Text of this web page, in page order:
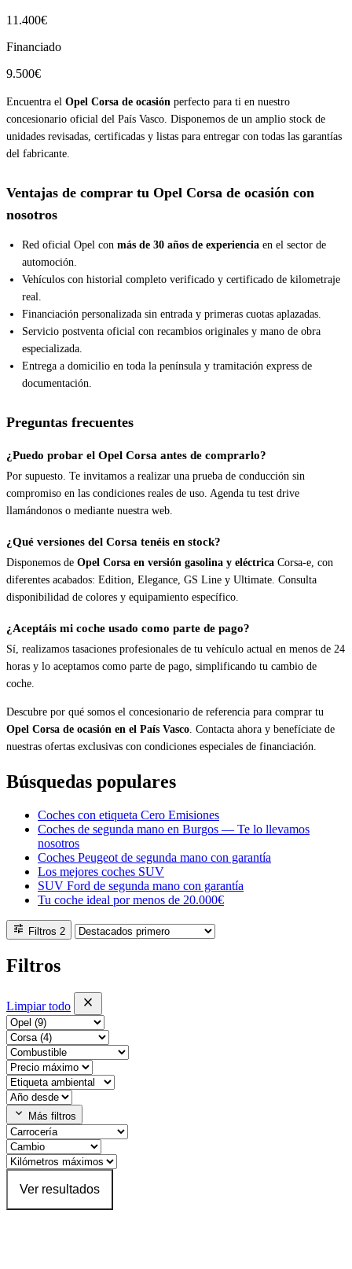
11.400€
Financiado
9.500€
Encuentra el Opel Corsa de ocasión perfecto para ti en nuestro
concesionario oficial del País Vasco. Disponemos de un amplio stock de
unidades revisadas, certificadas y listas para entregar con todas las garantías
del fabricante.
Ventajas de comprar tu Opel Corsa de ocasión con
nosotros
Red oficial Opel con más de 30 años de experiencia en el sector de
automoción.
Vehículos con historial completo verificado y certificado de kilometraje
real.
Financiación personalizada sin entrada y primeras cuotas aplazadas.
Servicio postventa oficial con recambios originales y mano de obra
especializada.
Entrega a domicilio en toda la península y tramitación express de
documentación.
Preguntas frecuentes
¿Puedo probar el Opel Corsa antes de comprarlo?
Por supuesto. Te invitamos a realizar una prueba de conducción sin
compromiso en las condiciones reales de uso. Agenda tu test drive
llamándonos o mediante nuestra web.
¿Qué versiones del Corsa tenéis en stock?
Disponemos de Opel Corsa en versión gasolina y eléctrica Corsa-e, con
diferentes acabados: Edition, Elegance, GS Line y Ultimate. Consulta
disponibilidad de colores y equipamiento específico.
¿Aceptáis mi coche usado como parte de pago?
Sí, realizamos tasaciones profesionales de tu vehículo actual en menos de 24
horas y lo aceptamos como parte de pago, simplificando tu cambio de
coche.
Descubre por qué somos el concesionario de referencia para comprar tu
Opel Corsa de ocasión en el País Vasco. Contacta ahora y benefíciate de
nuestras ofertas exclusivas con condiciones especiales de financiación.
Búsquedas populares
Coches con etiqueta Cero Emisiones
Coches de segunda mano en Burgos — Te lo llevamos
nosotros
Coches Peugeot de segunda mano con garantía
Los mejores coches SUV
SUV Ford de segunda mano con garantía
Tu coche ideal por menos de 20.000€
tune Filtros 2
Filtros
Limpiar todo close
expand_more Más filtros
Ver resultados